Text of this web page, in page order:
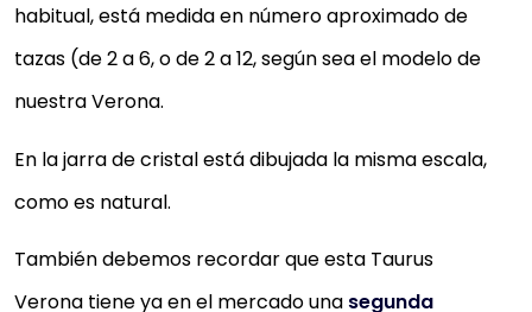
habitual, está medida en número aproximado de
tazas (de 2 a 6, o de 2 a 12, según sea el modelo de
nuestra Verona.
En la jarra de cristal está dibujada la misma escala,
como es natural.
También debemos recordar que esta Taurus
Verona tiene ya en el mercado una segunda